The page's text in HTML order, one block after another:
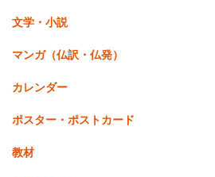
文学・小説
マンガ（仏訳・仏発）
カレンダー
ポスター・ポストカード
教材